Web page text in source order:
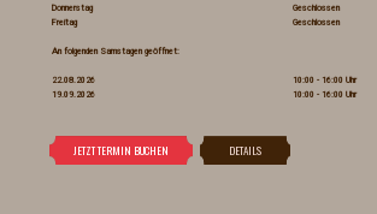
Donnerstag
Geschlossen
Freitag
Geschlossen
An folgenden Samstagen geöffnet:
22.08.2026
10:00 - 16:00 Uhr
19.09.2026
10:00 - 16:00 Uhr